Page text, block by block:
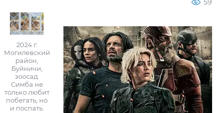
2024 г.
Могилевский
район,
Буйничи,
зоосад.
Симба не
только любит
побегать, но
и поспать.